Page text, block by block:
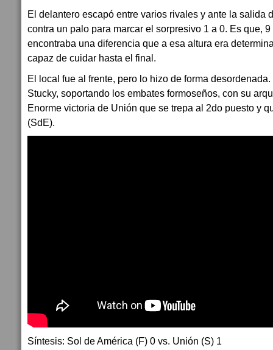
El delantero escapó entre varios rivales y ante la salida
contra un palo para marcar el sorpresivo 1 a 0. Es que,
encontraba una diferencia que a esa altura era
capaz de cuidar hasta el final.
El local fue al frente, pero lo hizo de forma
Stucky, soportando los embates formoseños, con su
Enorme victoria de Unión que se trepa al 2do puesto y
(SdE).
Síntesis: Sol de América (F) 0 vs. Unión (S) 1